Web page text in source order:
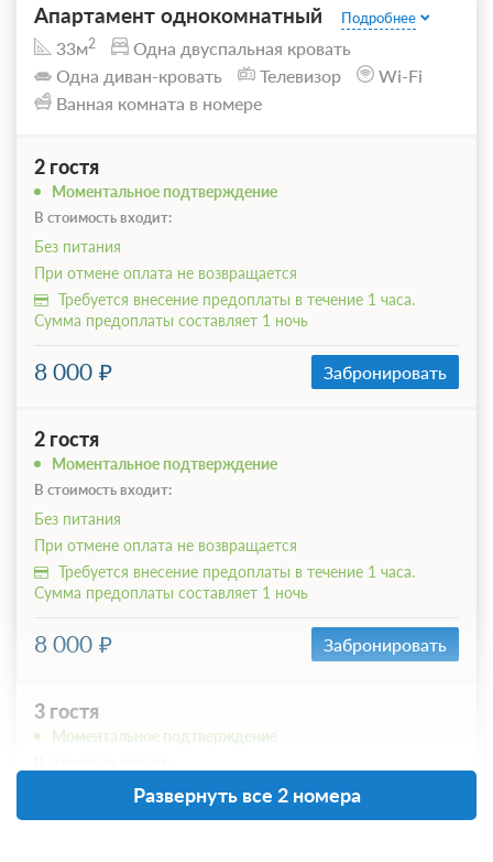
Апартамент однокомнатный Подробнее
33м2
Одна двуспальная кровать
Одна диван-кровать
Телевизор
Wi-Fi
Ванная комната в номере
2 гостя
Моментальное подтверждение
В стоимость входит:
Без питания
При отмене оплата не возвращается
Требуется внесение предоплаты в течение 1 часа.
Сумма предоплаты составляет 1 ночь
8 000 Забронировать
2 гостя
Моментальное подтверждение
В стоимость входит:
Без питания
При отмене оплата не возвращается
Требуется внесение предоплаты в течение 1 часа.
Сумма предоплаты составляет 1 ночь
8 000 Забронировать
3 гостя
Моментальное подтверждение
При отмене оплата не возвращается
Развернуть все 2 номера